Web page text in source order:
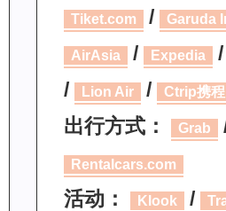
Tiket.com / Garuda
AirAsia / Expedia /
/ Lion Air / Ctrip携程
出行方式： Grab
Rentalcars.com
活动： Klook /